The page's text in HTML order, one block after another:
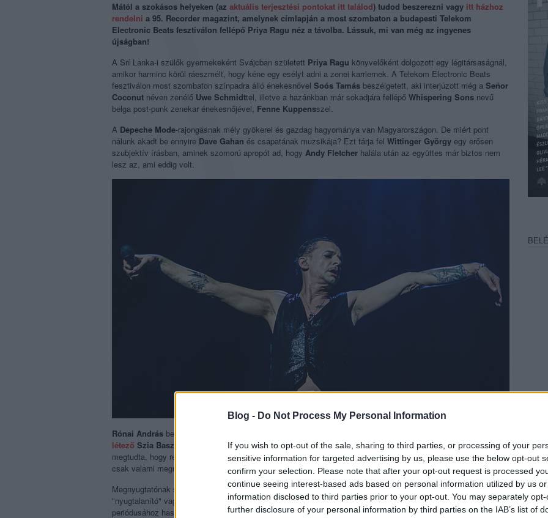
Blog - Do Not Process My Personal Information
If you wish to opt-out of the sale, sharing to third parties, or processing of your
sensitive information for targeted advertising by us, please use the below opt-out
confirm your selection. Please note that after your opt-out request is processed
continue seeing interest-based ads based on personal information utilized by us
information disclosed to third parties prior to your opt-out. You may separately
further disclosure of your personal information by third parties on the IAB’s list of
Mától a szokásos helyeken (az aktuális terjesztési pontokat itt találod) tudod beszerezni vagy itt házhoz
rendelni a 95. Recorder magazint, amelynek címlapján a most szombaton a budapesti Telekom
Electronic Beats fesztiválon fellépő Priya Ragu néz a távolba. Lássuk, mi van még az ingyenes
újságban!
A Srí Lanka-i szülők gyermekeként Svájcban született Priya Ragu könyvelőként dolgozott egy légitársaságnál,
amikor harminc körül ráeszmélt, hogy kéne egy esélyt adni a zenei karriernek. A Telekom Electronic Beats
fesztiválon most szombaton színpadra álló énekesnővel Soós Tamás beszélgetett, aki interjúzott még a Señor
Coconut néven zenélő Uwe Schmidttel, illetve a hazánkban már sokadjára fellépő Whispering Sons nevű
belga post-punk zenekar énekesnőjével, Fenne Kuppensszel.
A Depeche Mode-rajongásnak mély gyökerei és gazdag hagyománya van Magyarországon. De miért pont
nálunk akadt be ennyire Dave Gahan és csapatának muzsikája? Ezt tárja fel Wittinger György egy erősen
szubjektív írásban, aminek szomorú apropót ad, hogy Andy Fletcher halála után az együttes már biztos nem
lesz az, ami eddig volt.
Rónai András belevetette magát abba az egészen különleges zenei világba, amit a kizárólag
létező Szia Baszdmeg
kiadó anyagai képviselnek, illetve körülnézett a relaxációs muzsikák piacán, és
megtudta, hogy rengeteg embert egyáltalán nem érdekel, hogy konkrétan milyen előadót hallgat, elég nekik, ha
csak valami megnyugtató duruzsol a háttérben.
Megnyugtatónak semmiképpen nem nevezhetőKeeley Forsythzenéje. A legtöbb kritikában felbukkan a
"nyugtalanító" vagy a "lesújtó" vagy a "para" jelző, ésNicó hoz, Beth Gibbonshoz és Scott Walkerkésői
periódusához hasonlítják a negyven felett zenei karrierbe kezdő brit színésznő eddigi lemezeit.